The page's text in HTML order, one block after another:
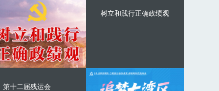
树立和践行正确政绩观
第十二届残运会